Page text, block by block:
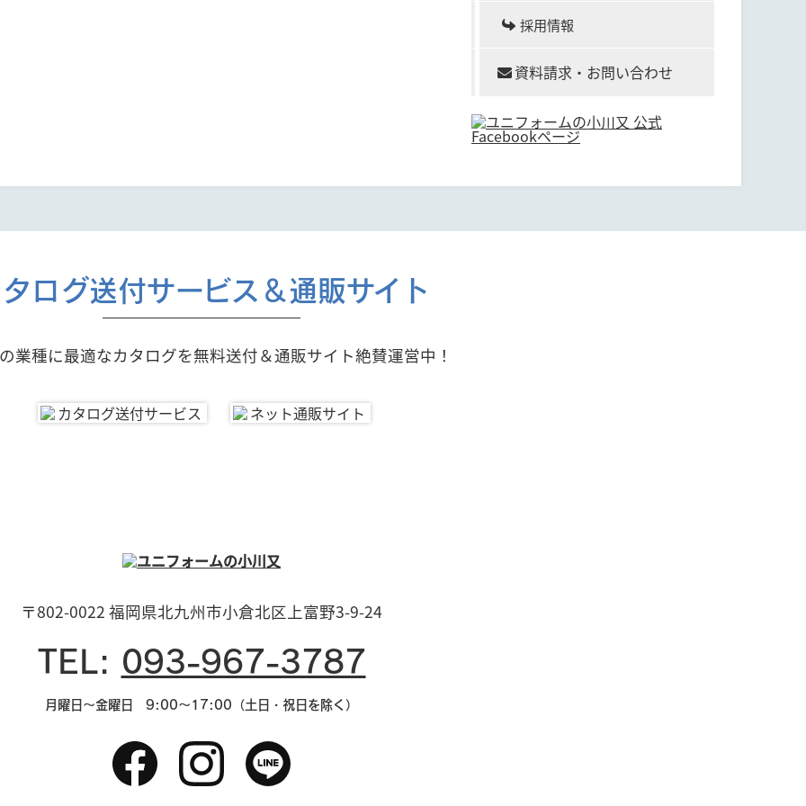
採用情報
資料請求・お問い合わせ
ログ送付サービス＆通販サイト
業種に最適なカタログを無料送付＆通販サイト絶賛運営中！
〒802-0022 福岡県北九州市小倉北区上富野3-9-24
TEL: 093-967-3787
月曜日～金曜日 9:00～17:00（土日・祝日を除く）